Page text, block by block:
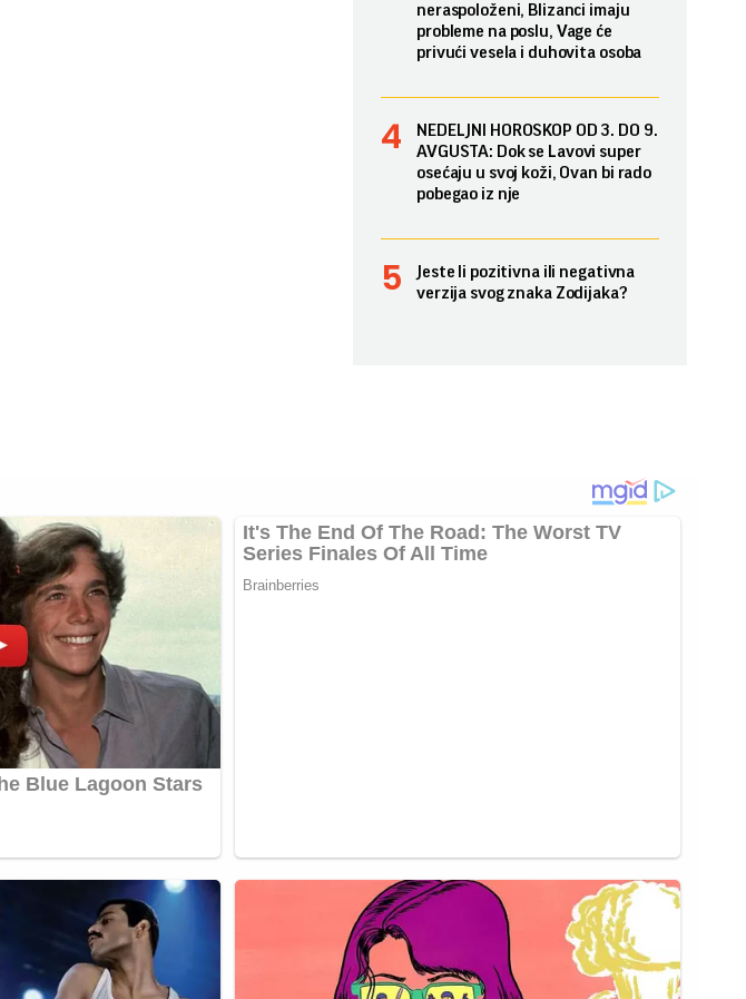
neraspoloženi, Blizanci imaju
probleme na poslu, Vage će
privući vesela i duhovita osoba
NEDELJNI HOROSKOP OD 3. DO 9.
AVGUSTA: Dok se Lavovi super
osećaju u svoj koži, Ovan bi rado
pobegao iz nje
Jeste li pozitivna ili negativna
verzija svog znaka Zodijaka?